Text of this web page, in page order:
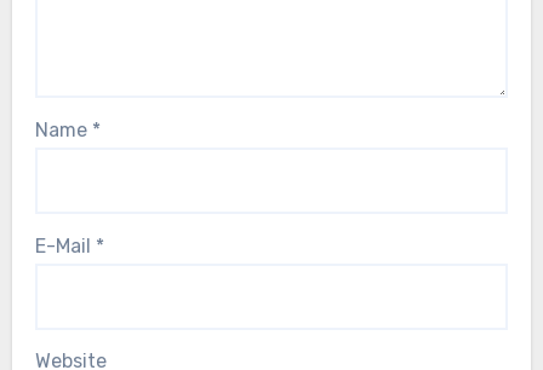
Name *
E-Mail *
Website